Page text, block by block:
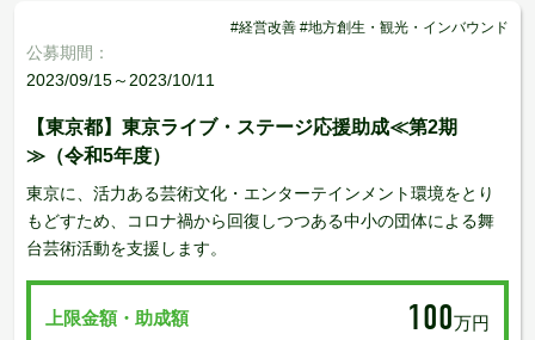
#経営改善 #地方創生・観光・インバウンド
公募期間：
2023/09/15～2023/10/11
【東京都】東京ライブ・ステージ応援助成≪第2期
≫（令和5年度）
東京に、活⼒ある芸術⽂化・エンターテインメント環境をとり
もどすため、コロナ禍から回復しつつある中⼩の団体による舞
台芸術活動を支援します。
上限金額・助成額 100万円